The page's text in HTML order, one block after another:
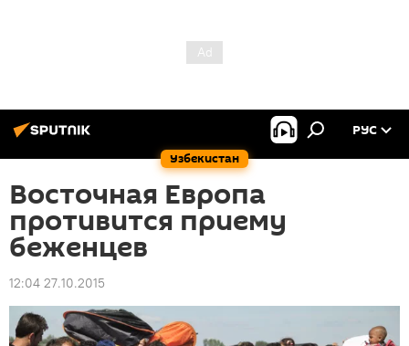
Узбекистан
РУС
Восточная Европа
противится приему
беженцев
12:04 27.10.2015